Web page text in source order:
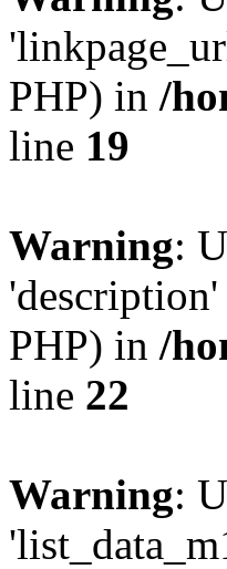
PHP) in /
line 19
Warning:
PHP) in /
line 22
Warning: